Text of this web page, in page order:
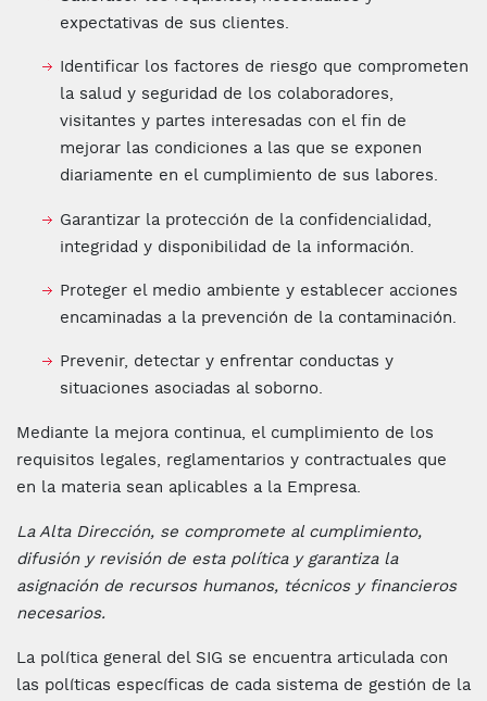
expectativas de sus clientes.
Identificar los factores de riesgo que comprometen
la salud y seguridad de los colaboradores,
visitantes y partes interesadas con el fin de
mejorar las condiciones a las que se exponen
diariamente en el cumplimiento de sus labores.
Garantizar la protección de la confidencialidad,
integridad y disponibilidad de la información.
Proteger el medio ambiente y establecer acciones
encaminadas a la prevención de la contaminación.
Prevenir, detectar y enfrentar conductas y
situaciones asociadas al soborno.
Mediante la mejora continua, el cumplimiento de los
requisitos legales, reglamentarios y contractuales que
en la materia sean aplicables a la Empresa.
La Alta Dirección, se compromete al cumplimiento,
difusión y revisión de esta política y garantiza la
asignación de recursos humanos, técnicos y financieros
necesarios.
La política general del SIG se encuentra articulada con
las políticas específicas de cada sistema de gestión de la